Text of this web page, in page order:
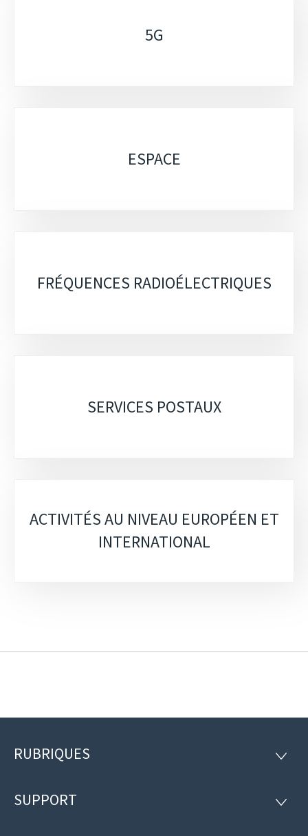
5G
ESPACE
FRÉQUENCES RADIOÉLECTRIQUES
SERVICES POSTAUX
ACTIVITÉS AU NIVEAU EUROPÉEN ET
INTERNATIONAL
Pied
page
RUBRIQUES
SUPPORT